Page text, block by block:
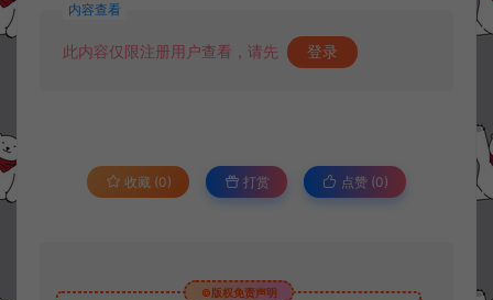
内容查看
此内容仅限注册用户查看，请先 登录
收藏 (0) 打赏 点赞 (0)
©版权免责声明